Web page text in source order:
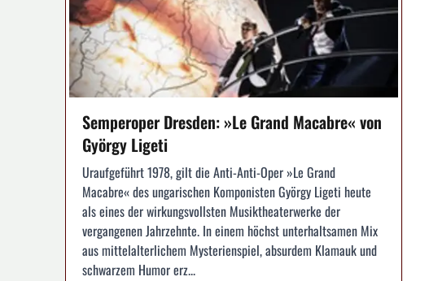
Semperoper Dresden: »Le Grand Macabre« von
György Ligeti
Uraufgeführt 1978, gilt die Anti-Anti-Oper »Le Grand
Macabre« des ungarischen Komponisten György Ligeti heute
als eines der wirkungsvollsten Musiktheaterwerke der
vergangenen Jahrzehnte. In einem höchst unterhaltsamen Mix
aus mittelalterlichem Mysterienspiel, absurdem Klamauk und
schwarzem Humor erz...